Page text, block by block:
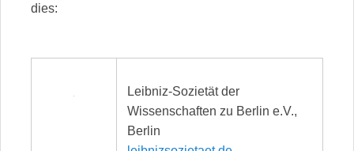
dies:
Leibniz-Sozietät der
Wissenschaften zu Berlin e.V.,
Berlin